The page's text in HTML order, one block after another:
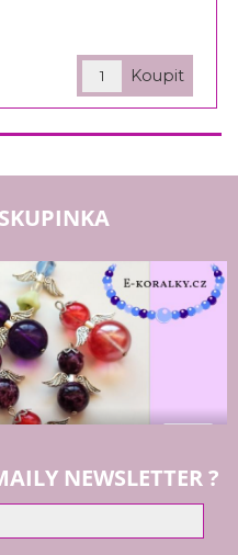
NEWSLETTER ?